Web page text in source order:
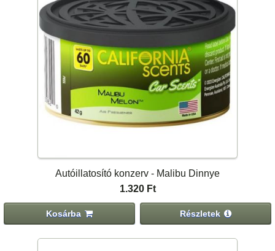
Autóillatosító konzerv - Malibu Dinnye
1.320 Ft
Kosárba Részletek